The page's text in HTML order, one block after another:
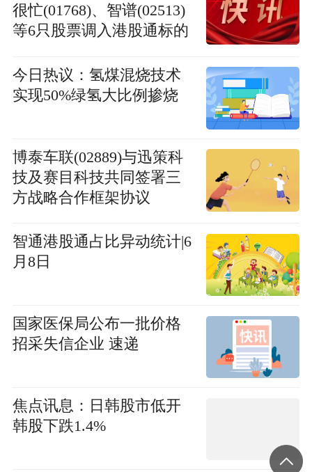
很忙(01768)、智谱(02513)
等6只股票调入港股通标的
今日热议：氢煤混烧技术
实现50%绿氢大比例掺烧
博泰车联(02889)与迅策科
技及赛目科技共同签署三
方战略合作框架协议
智通港股通占比异动统计|6
月8日
国家医保局公布一批价格
招采失信企业 速递
焦点讯息：日韩股市低开
韩股下跌1.4%